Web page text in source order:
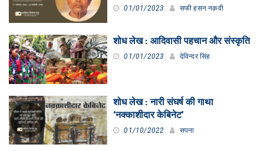
01/01/2023 सफी हसन नक़वी
शोध लेख : आदिवासी पहचान और संस्कृति
01/01/2023 देविन्दर सिंह
शोध लेख : नारी संघर्ष की गाथा
‘नक्काशीदार केबिनेट’
01/10/2022 सपना